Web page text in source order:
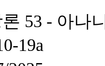
53 - 아나
19a